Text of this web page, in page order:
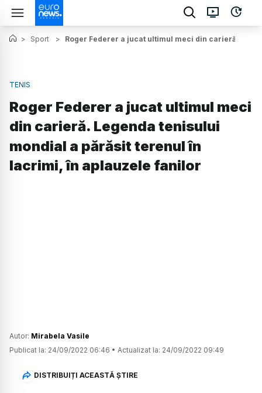
> Sport > Roger Federer a jucat ultimul meci din carieră.
TENIS
Roger Federer a jucat ultimul meci
din carieră. Legenda tenisului
mondial a părăsit terenul în
lacrimi, în aplauzele fanilor
Autor: Mirabela Vasile
Publicat la: 24/09/2022 06:46 • Actualizat la: 24/09/2022 09:49
DISTRIBUIȚI ACEASTĂ ȘTIRE